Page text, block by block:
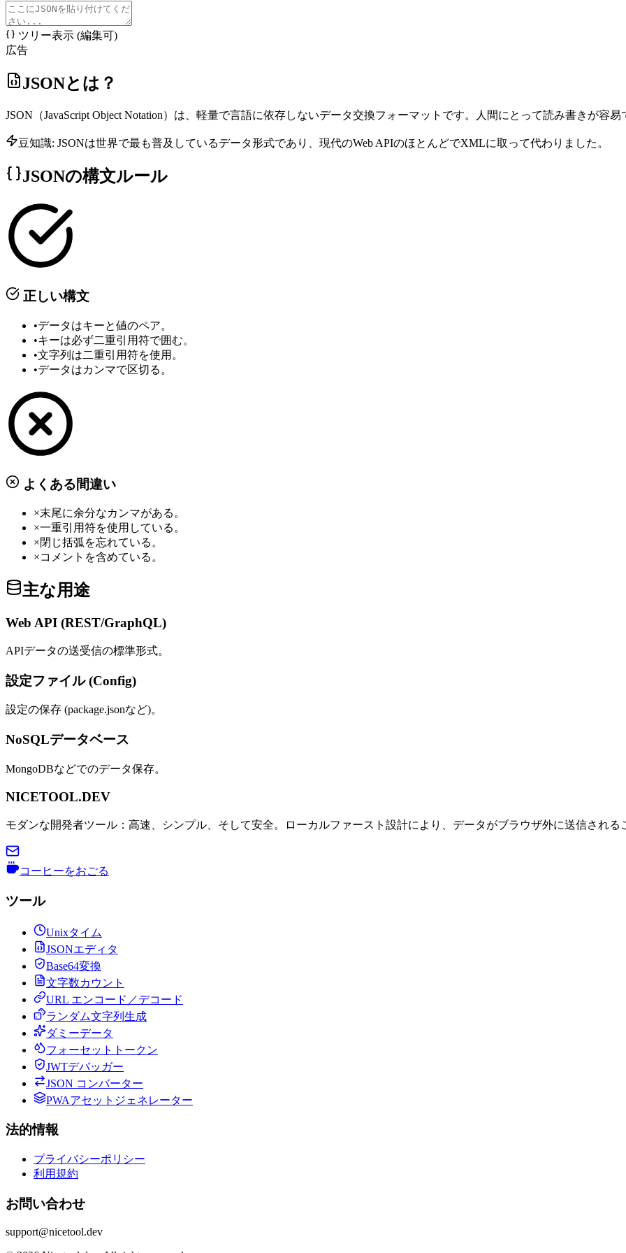
ツリー表示 (編集可)
広告
JSONとは？
JSON（JavaScript Object Notation）は、軽量で言語に依存しないデータ交換フォーマットです。人間にとって読み書きが容
豆知識: JSONは世界で最も普及しているデータ形式であり、現代のWeb APIのほとんどでXMLに取って代わりました。
JSONの構文ルール
正しい構文
•データはキーと値のペア。
•キーは必ず二重引用符で囲む。
•文字列は二重引用符を使用。
•データはカンマで区切る。
よくある間違い
×末尾に余分なカンマがある。
×一重引用符を使用している。
×閉じ括弧を忘れている。
×コメントを含めている。
主な用途
Web API (REST/GraphQL)
APIデータの送受信の標準形式。
設定ファイル (Config)
設定の保存 (package.jsonなど)。
NoSQLデータベース
MongoDBなどでのデータ保存。
NICETOOL.DEV
モダンな開発者ツール：高速、シンプル、そして安全。ローカルファースト設計により、データがブラウザ外に送信される
コーヒーをおごる
ツール
Unixタイム
JSONエディタ
Base64変換
文字数カウント
URL エンコード／デコード
ランダム文字列生成
ダミーデータ
フォーセットトークン
JWTデバッガー
JSON コンバーター
PWAアセットジェネレーター
法的情報
プライバシーポリシー
利用規約
お問い合わせ
support@nicetool.dev